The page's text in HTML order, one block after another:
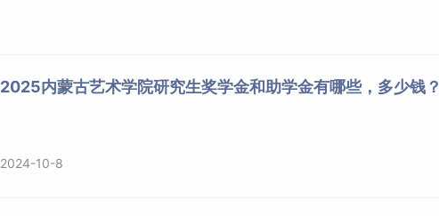
2025内蒙古艺术学院研究生奖学金和助学金有哪些，多少钱？
2024-10-8